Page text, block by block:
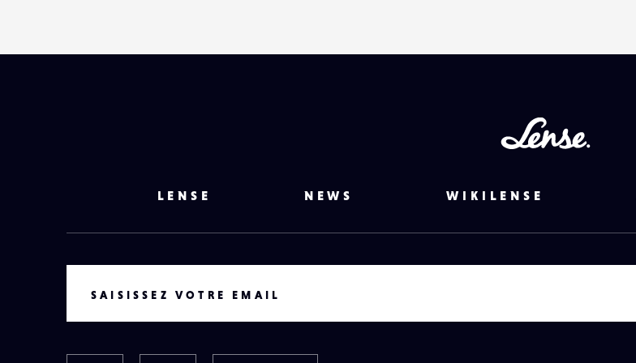
LENSE NEWS WIKILENSE
SAISISSEZ VOTRE EMAIL